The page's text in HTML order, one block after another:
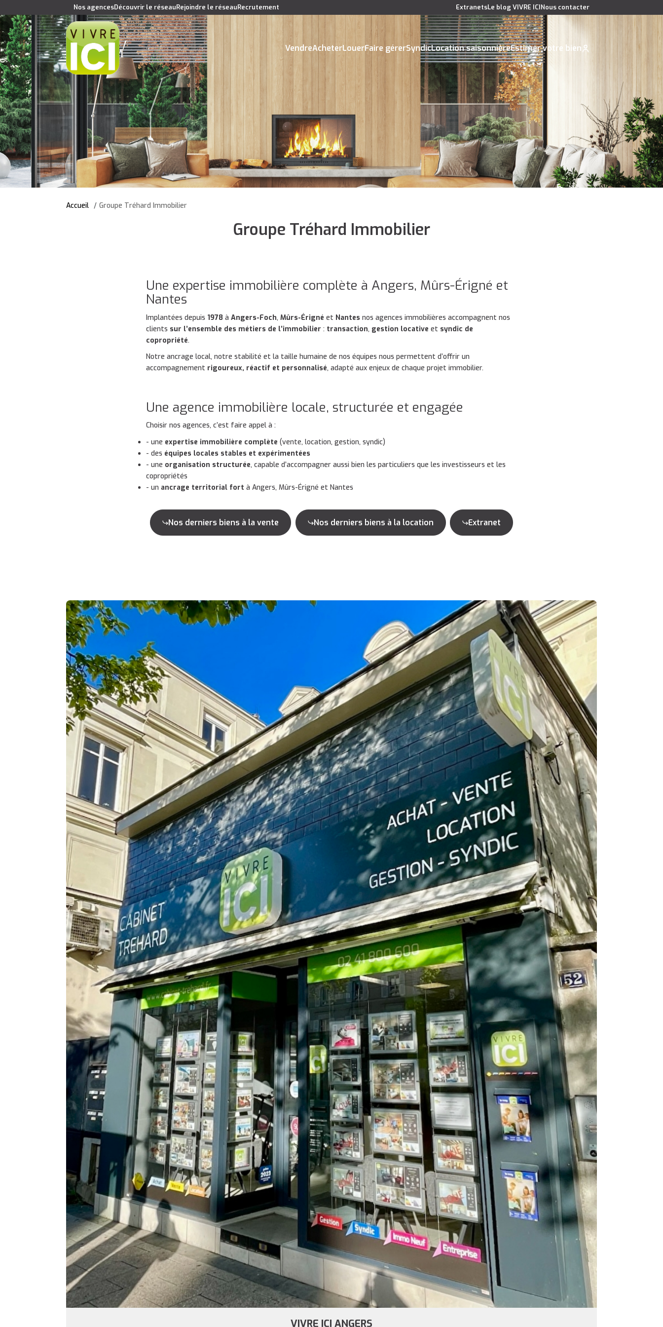
Nos agencesDécouvrir le réseauRejoindre le réseauRecrutement ExtranetsLe blog VIVRE ICINous contacter
VendreAcheterLouerFaire gérerSyndicLocation saisonnièreEstimer votre bien
Accueil Groupe Tréhard Immobilier
Groupe Tréhard Immobilier
Une expertise immobilière complète à Angers, Mûrs-Érigné et
Nantes
Implantées depuis 1978 à Angers-Foch, Mûrs-Érigné et Nantes nos agences immobilières accompagnent nos
clients sur l’ensemble des métiers de l’immobilier : transaction, gestion locative et syndic de
copropriété.
Notre ancrage local, notre stabilité et la taille humaine de nos équipes nous permettent d’offrir un
accompagnement rigoureux, réactif et personnalisé, adapté aux enjeux de chaque projet immobilier.
Une agence immobilière locale, structurée et engagée
Choisir nos agences, c’est faire appel à :
- une expertise immobilière complète (vente, location, gestion, syndic)
- des équipes locales stables et expérimentées
- une organisation structurée, capable d’accompagner aussi bien les particuliers que les investisseurs et les
copropriétés
- un ancrage territorial fort à Angers, Mûrs-Érigné et Nantes
Nos derniers biens à la vente Nos derniers biens à la location Extranet
VIVRE ICI ANGERS